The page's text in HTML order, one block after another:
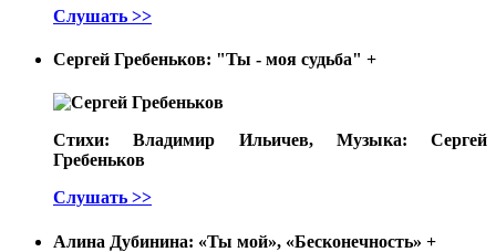
Слушать >>
Сергей Гребеньков: "Ты - моя судьба" +
Стихи: Владимир Ильичев, Музыка: Сергей
Гребеньков
Слушать >>
Алина Дубинина: «Ты мой», «Бесконечность» +